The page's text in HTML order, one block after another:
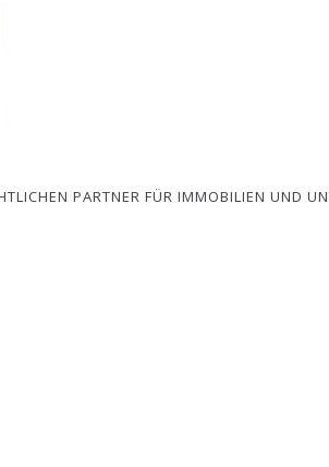
PARTNER FÜR IMMOBILIEN UND